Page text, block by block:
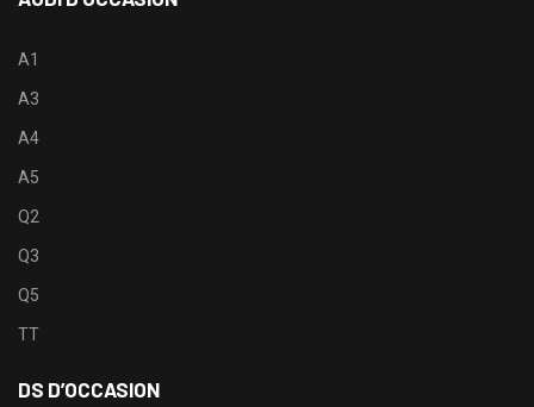
A1
A3
A4
A5
Q2
Q3
Q5
TT
DS D’OCCASION